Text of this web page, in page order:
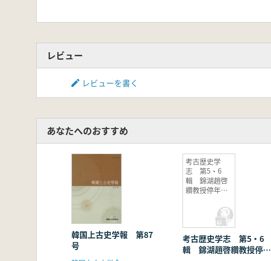
レビュー
レビューを書く
あなたへのおすすめ
韓国上古史学報 第87
号
考古歴史学
志 第5・6
輯 錦湖趙啓
纘教授停年退
考古歴史学志 第5・6
輯 錦湖趙啓纘教授停年